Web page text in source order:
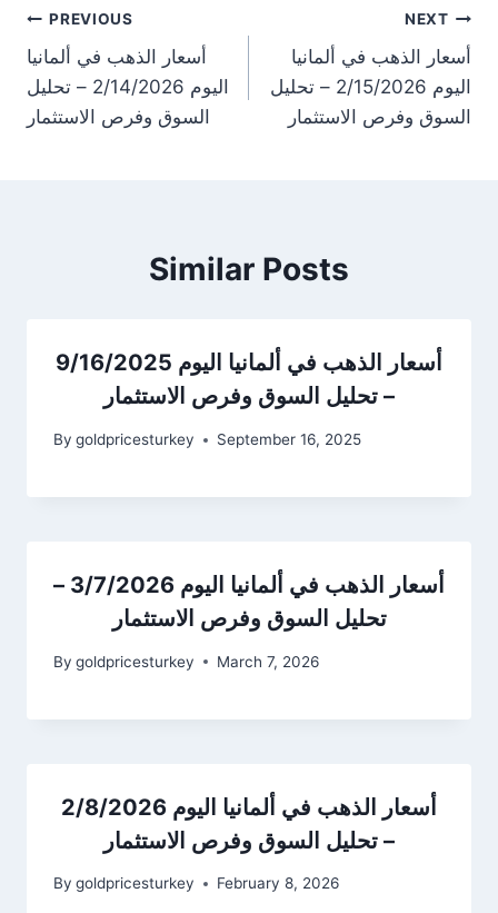
PREVIOUS
أسعار الذهب في ألمانيا
اليوم 2/14/2026 – تحليل
السوق وفرص الاستثمار
NEXT
أسعار الذهب في ألمانيا
اليوم 2/15/2026 – تحليل
السوق وفرص الاستثمار
Similar Posts
أسعار الذهب في ألمانيا اليوم 9/16/2025
– تحليل السوق وفرص الاستثمار
By goldpricesturkey September 16, 2025
أسعار الذهب في ألمانيا اليوم 3/7/2026 –
تحليل السوق وفرص الاستثمار
By goldpricesturkey March 7, 2026
أسعار الذهب في ألمانيا اليوم 2/8/2026
– تحليل السوق وفرص الاستثمار
By goldpricesturkey February 8, 2026